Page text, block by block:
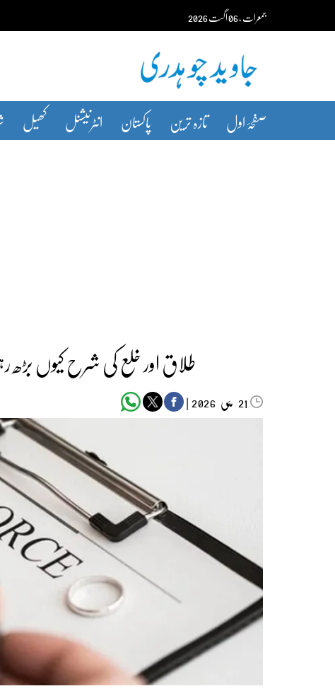
content جمعرات‬‮،06اگست‬‮2026
صفحۂ اول تازہ ترین پاکستان انٹرنیشنل کھیل
طلاق اور خلع کی شرح کیوں
21 مئی‬‮ |